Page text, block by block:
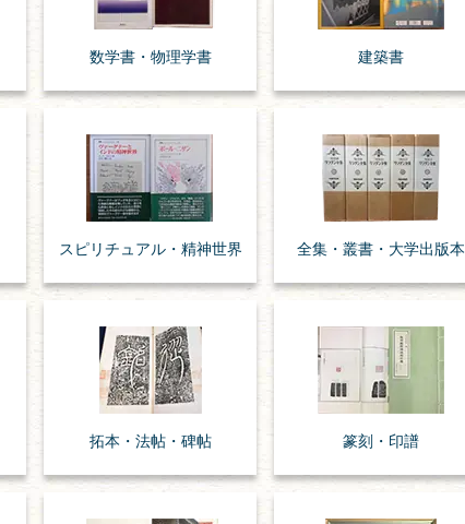
数学書・ 物理学書 建築書
スピリチュアル・ 精神世界 全集・ 叢書・ 大学出版本
拓本・法帖・ 碑帖 篆刻・印譜